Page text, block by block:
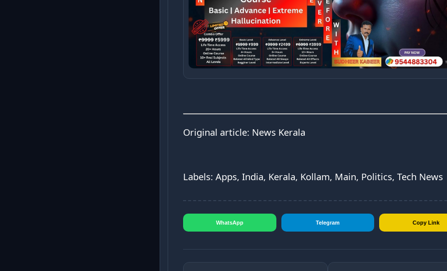
Original article: News Kerala
Labels: Apps, India, Kerala, Kollam, Main, Politics, Tech News
WhatsApp Telegram Copy Link